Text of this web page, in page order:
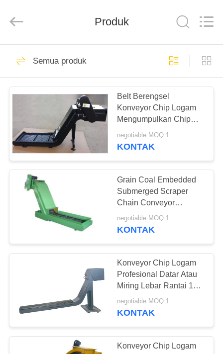
RUMAH
PRODUK
TENTANG
KAMI
TUR
PABRIK
KONTROL
KUALITAS
HUBUNGI
BERITA
PERMINTAAN
Co.,
Reserved.
Pelat Permukaan
Presisi
Plat Permukaan
Granit
153
Plat Permukaan
Besi Cor
16
Produk
Semua produk
Belt Berengsel
Konveyor Chip Logam
Mengumpulkan Chip
Logam Konveyor Chip
CNC
negotiable MOQ:1
KONTAK
Grain Coal Embedded
Submerged Scraper
Chain Conveyor
Mengangkat Tinggi
Kebisingan Rendah
negotiable MOQ:1
KONTAK
Konveyor Chip Logam
Profesional Datar Atau
Miring Lebar Rantai 150-
600 Berengsel
negotiable MOQ:1
KONTAK
Konveyor Chip Logam